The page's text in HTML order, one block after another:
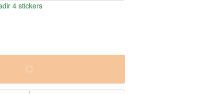
4 stickers